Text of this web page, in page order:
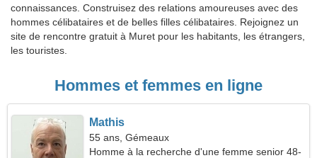
connaissances. Construisez des relations amoureuses avec des
hommes célibataires et de belles filles célibataires. Rejoignez un
site de rencontre gratuit à Muret pour les habitants, les étrangers,
les touristes.
Hommes et femmes en ligne
Mathis
55 ans, Gémeaux
Homme à la recherche d'une femme senior 48-